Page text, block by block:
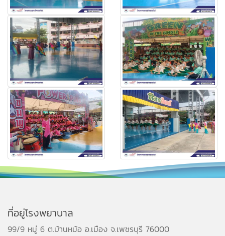
ที่อยู่โรงพยาบาล
99/9 หมู่ 6 ต.บ้านหม้อ อ.เมือง จ.เพชรบุรี 76000